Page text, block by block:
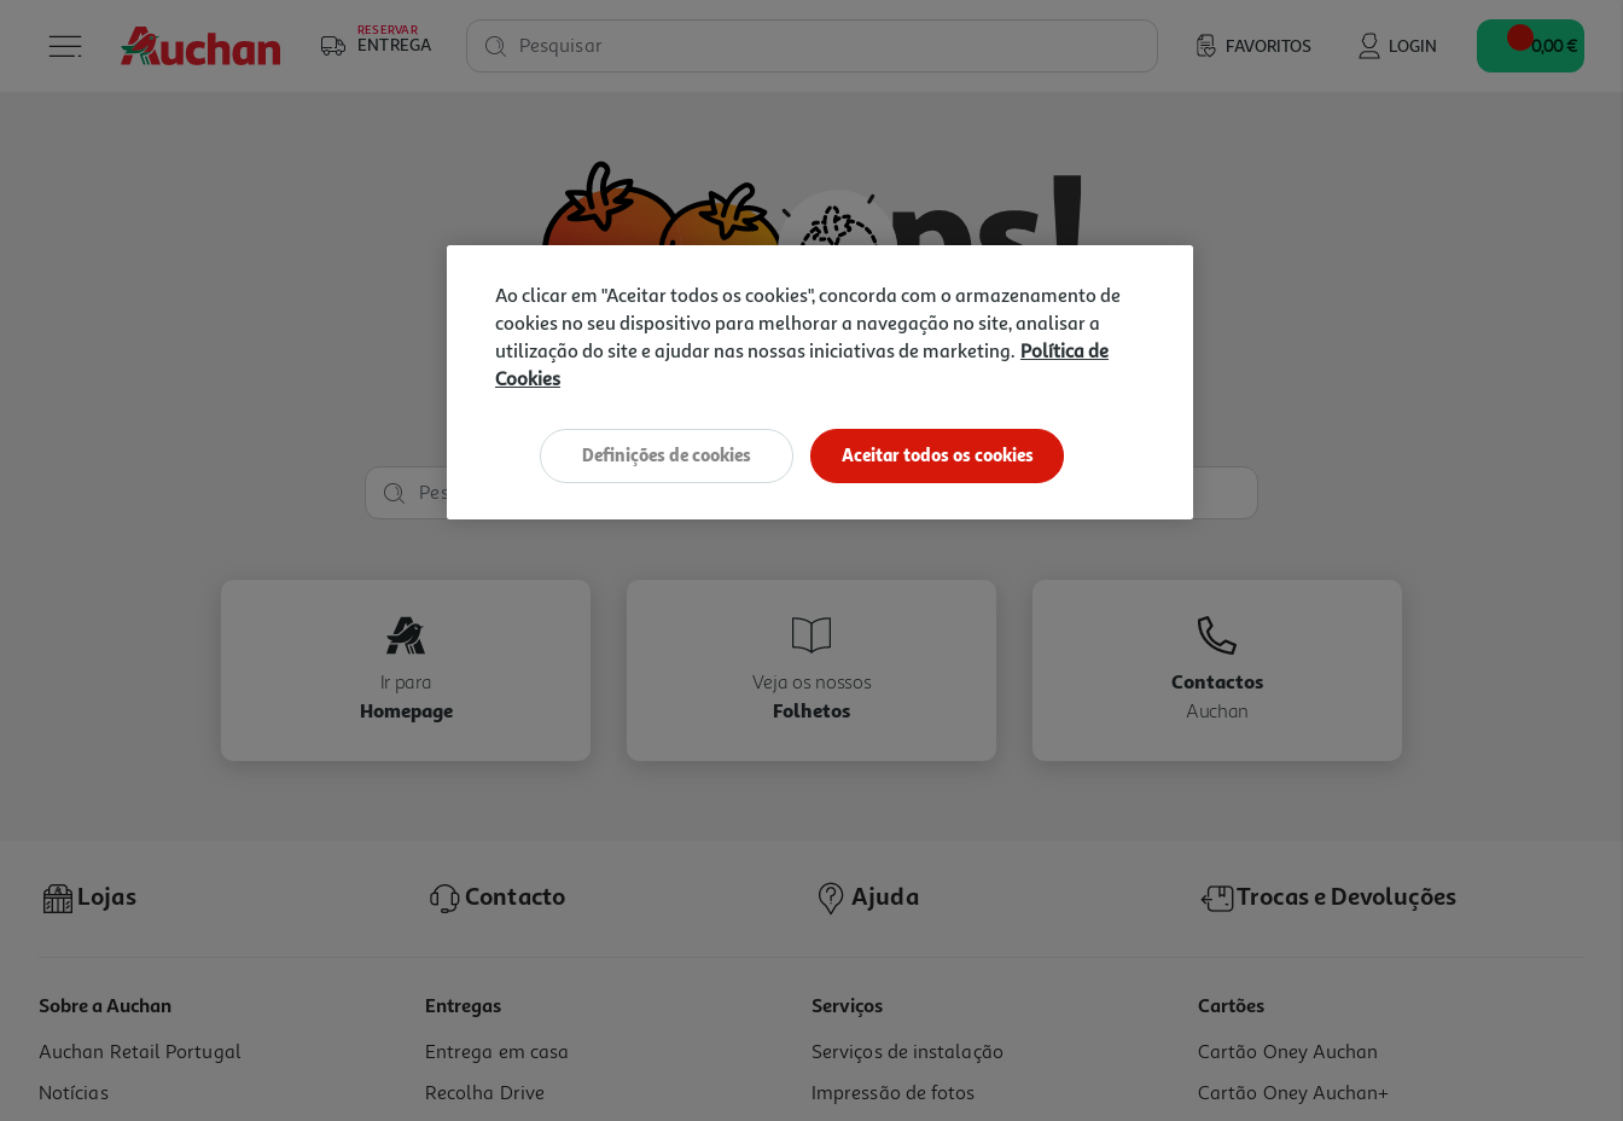
RESERVAR
ENTREGA FAVORITOS LOGIN
Pesquisar 0,00 €
Vamos tentar de novo?
Ir para
Homepage
Veja os nossos
Folhetos
Contactos
Auchan
Lojas Contacto Ajuda Trocas e Devoluções
Sobre a Auchan
Auchan Retail Portugal
Notícias
Entregas
Entrega em casa
Recolha Drive
Serviços
Serviços de instalação
Impressão de fotos
Cartões
Cartão Oney Auchan
Cartão Oney Auchan+
Ao clicar em "Aceitar todos os cookies", concorda com o armazenamento de
cookies no seu dispositivo para melhorar a navegação no site, analisar a
utilização do site e ajudar nas nossas iniciativas de marketing. Política de
Cookies
Aceitar todos os cookies
Definições de cookies